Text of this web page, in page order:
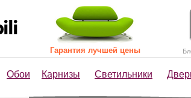
Обои Карнизы Светильники
Гарантия лучшей цены